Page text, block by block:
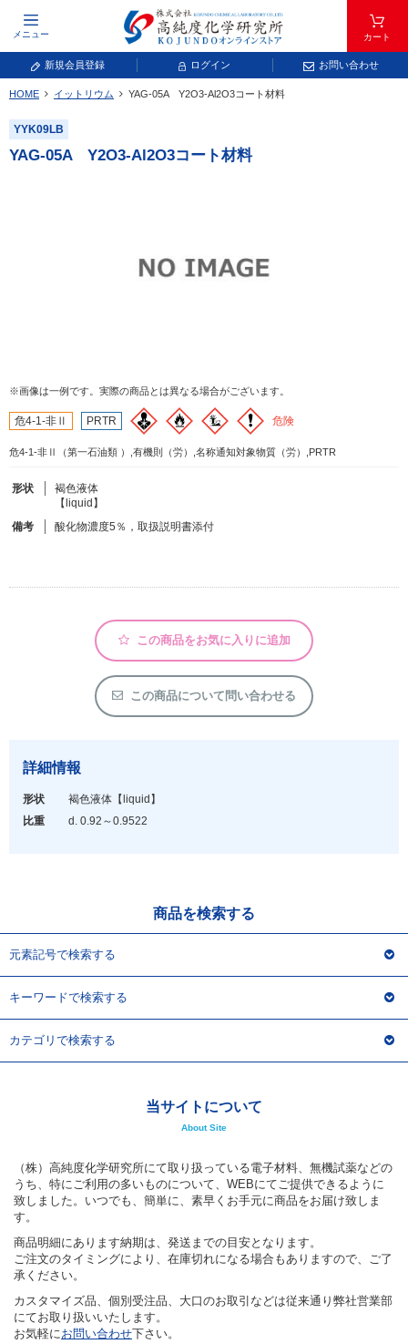
メニュー カート
新規会員登録 ログイン お問い合わせ
元素記号で検索する
元素周期表をタップすると、拡大表示されます。拡大した表から元素記号をタップ
し、一覧へ移動してください。
キーワードで検索する
フリーワードで検索
カタログコードで検索
カテゴリで検索する
アウトレット
HOME イットリウム YAG-05A Y2O3-Al2O3コート材料
YYK09LB
YAG-05A Y2O3-Al2O3コート材料
※画像は一例です。実際の商品とは異なる場合がございます。
危4-1-非Ⅱ PRTR 危険
危4-1-非Ⅱ（第一石油類 ）,有機則（労）,名称通知対象物質（労）,PRTR
形状
褐色液体
【liquid】
備考
酸化物濃度5％，取扱説明書添付
この商品をお気に入りに追加
この商品について問い合わせる
詳細情報
形状 褐色液体 【liquid】
比重
d. 0.92～0.9522
商品を検索する
元素記号で検索する
キーワードで検索する
カテゴリで検索する
当サイトについて
About Site
（株）高純度化学研究所にて取り扱っている電子材料、無機試薬などの
うち、特にご利用の多いものについて、WEBにてご提供できるように
致しました。いつでも、簡単に、素早くお手元に商品をお届け致しま
す。
商品明細にあります納期は、発送までの目安となります。
ご注文のタイミングにより、在庫切れになる場合もありますので、ご了
承ください。
カスタマイズ品、個別受注品、大口のお取引などは従来通り弊社営業部
にてお取り扱いいたします。
お気軽にお問い合わせ下さい。